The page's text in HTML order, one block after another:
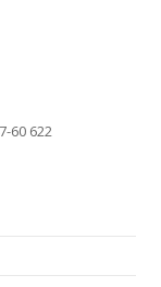
60 622